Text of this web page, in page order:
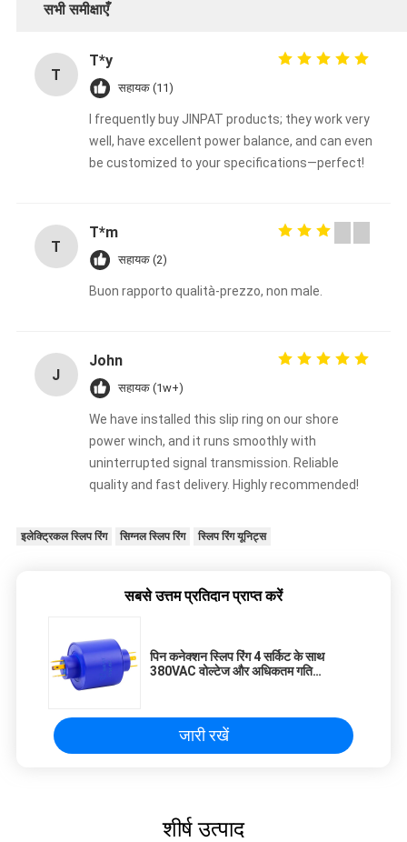
सभी समीक्षाएँ
T
T*y
सहायक (11)
I frequently buy JINPAT products; they work very
well, have excellent power balance, and can even
be customized to your specifications—perfect!
T
T*m
सहायक (2)
Buon rapporto qualità-prezzo, non male.
J
John
सहायक (1w+)
We have installed this slip ring on our shore
power winch, and it runs smoothly with
uninterrupted signal transmission. Reliable
quality and fast delivery. Highly recommended!
इलेक्ट्रिकल स्लिप रिंग सिग्नल स्लिप रिंग स्लिप रिंग यूनिट्स
सबसे उत्तम प्रतिदान प्राप्त करें
पिन कनेक्शन स्लिप रिंग 4 सर्किट के साथ
380VAC वोल्टेज और अधिकतम गति
जारी रखें
शीर्ष उत्पाद